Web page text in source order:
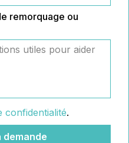
remorquage ou
confidentialité.
demande